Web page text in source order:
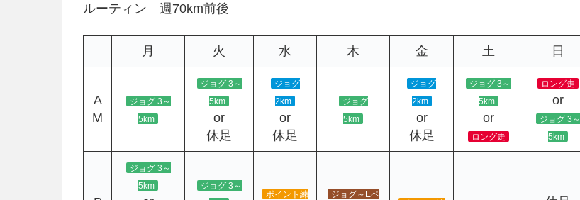
ルーティン 週70km前後
月 火 水 木 金 土 日
A
M
ジョグ 3～
5km
ジョグ 3～
5km
or
休足
ジョグ
2km
or
休足
ジョグ
5km
ジョグ
2km
or
休足
ジョグ 3～
5km
or
ロング走
ロング走
or
ジョグ 3～
5km
ジョグ 3～
5km
ジョグ 3～
ポイント練
ジョグ～Eペ